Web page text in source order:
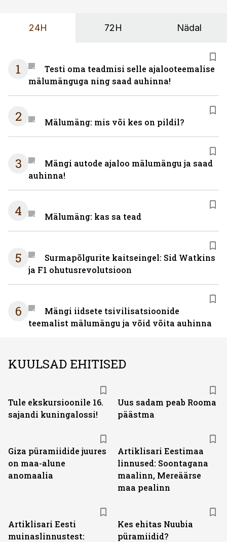
24H 72H Nädal
1
Testi oma teadmisi selle ajalooteemalise
mälumänguga ning saad auhinna!
2 Mälumäng: mis või kes on pildil?
3
Mängi autode ajaloo mälumängu ja saad
auhinna!
4 Mälumäng: kas sa tead
5
Surmapõlgurite kaitseingel: Sid Watkins
ja F1 ohutusrevolutsioon
6
Mängi iidsete tsivilisatsioonide
teemalist mälumängu ja võid võita auhinna
KUULSAD EHITISED
Tule ekskursioonile 16.
sajandi kuningalossi!
Uus sadam peab Rooma
päästma
Giza püramiidide juures
on maa-alune
anomaalia
Artiklisari Eestimaa
linnused: Soontagana
maalinn, Mereäärse
maa pealinn
Artiklisari Eesti
muinaslinnustest:
Kes ehitas Nuubia
püramiidid?